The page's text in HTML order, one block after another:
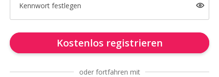
Kennwort festlegen
Kostenlos registrieren
oder fortfahren mit